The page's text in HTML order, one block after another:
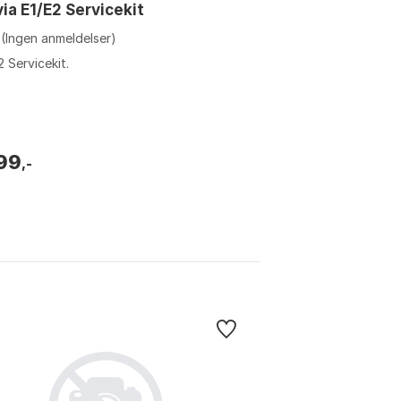
E1/E2 Servicekit
(Ingen anmeldelser)
Servicekit.
,-